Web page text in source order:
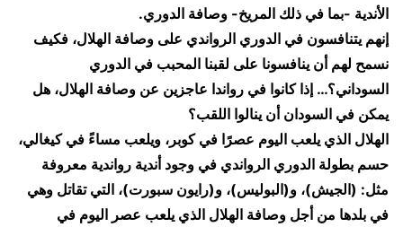
الأندية -بما في ذلك المريخ- وصافة الدوري.
​إنهم يتنافسون في الدوري الرواندي على وصافة الهلال، فكيف
نسمح لهم أن ينافسونا على لقبنا المحبب في الدوري
السوداني؟… إذا كانوا في رواندا عاجزين عن وصافة الهلال، هل
يمكن في السودان أن ينالوا اللقب؟
​الهلال الذي يلعب اليوم عصرًا في كوبر، ويلعب مساءً في كيغالي،
حسم بطولة الدوري الرواندي في وجود أندية رواندية معروفة
مثل: (الجيش)، و(البوليس)، و(رايون سبورت)، التي تقاتل وهي
في بلدها من أجل وصافة الهلال الذي يلعب عصر اليوم في